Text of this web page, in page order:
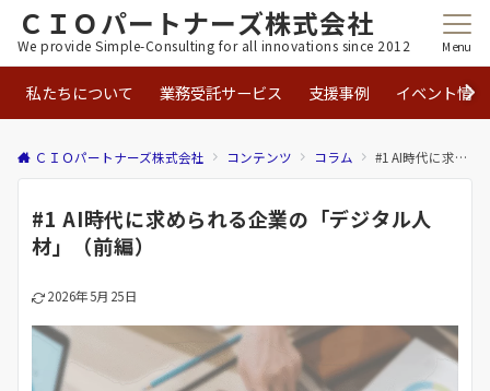
ＣＩＯパートナーズ株式会社
We provide Simple-Consulting for all innovations since 2012 Menu
私たちについて 業務受託サービス 支援事例 イベント情報
ＣＩＯパートナーズ株式会社 コンテンツ コラム #1 AI時代に求められる企業の「デジタル人材」（前編）
#1 AI時代に求められる企業の「デジタル人
材」（前編）
2026年5月25日